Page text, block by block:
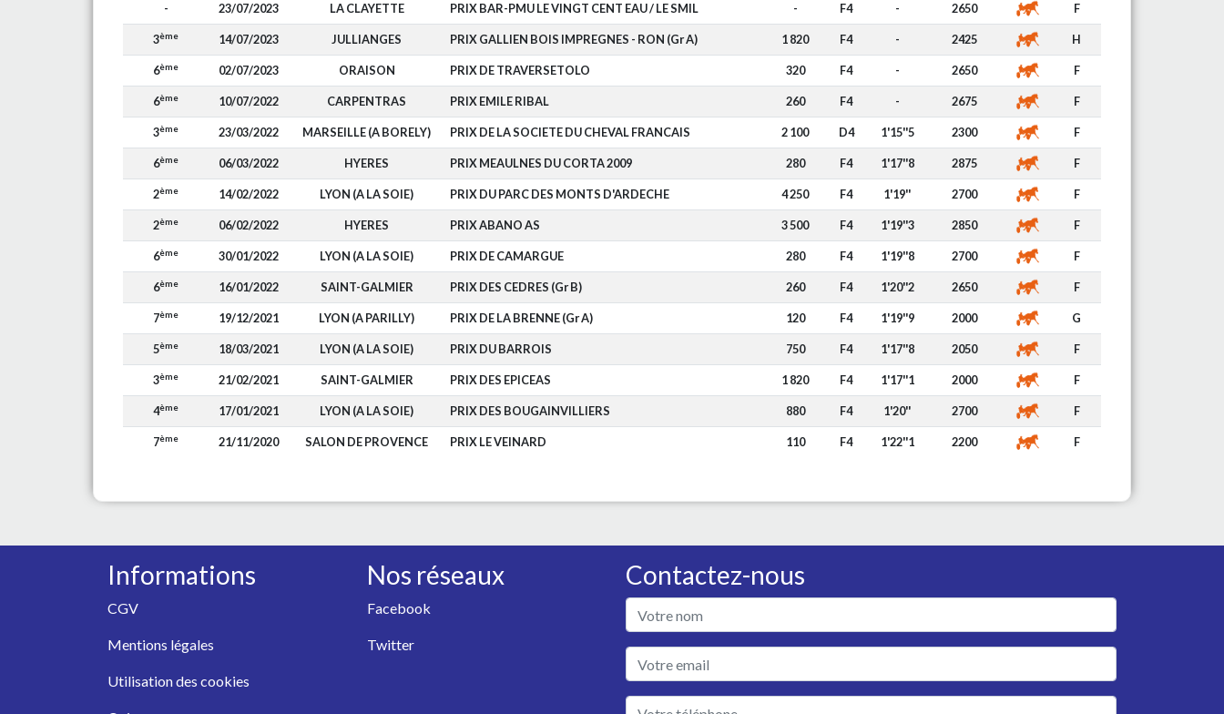
- 23/07/2023 LA CLAYETTE PRIX BAR-PMU LE VINGT CENT EAU / LE SMIL - F4 - 2650 F
3ème 14/07/2023 JULLIANGES PRIX GALLIEN BOIS IMPREGNES - RON (Gr A) 1 820 F4 - 2425 H
6ème 02/07/2023 ORAISON PRIX DE TRAVERSETOLO 320 F4 - 2650 F
6ème 10/07/2022 CARPENTRAS PRIX EMILE RIBAL 260 F4 - 2675 F
3ème 23/03/2022 MARSEILLE (A BORELY) PRIX DE LA SOCIETE DU CHEVAL FRANCAIS 2 100 D4 1'15''5 2300 F
6ème 06/03/2022 HYERES PRIX MEAULNES DU CORTA 2009 280 F4 1'17''8 2875 F
2ème 14/02/2022 LYON (A LA SOIE) PRIX DU PARC DES MONTS D'ARDECHE 4 250 F4 1'19'' 2700 F
2ème 06/02/2022 HYERES PRIX ABANO AS 3 500 F4 1'19''3 2850 F
6ème 30/01/2022 LYON (A LA SOIE) PRIX DE CAMARGUE 280 F4 1'19''8 2700 F
6ème 16/01/2022 SAINT-GALMIER PRIX DES CEDRES (Gr B) 260 F4 1'20''2 2650 F
7ème 19/12/2021 LYON (A PARILLY) PRIX DE LA BRENNE (Gr A) 120 F4 1'19''9 2000 G
5ème 18/03/2021 LYON (A LA SOIE) PRIX DU BARROIS 750 F4 1'17''8 2050 F
3ème 21/02/2021 SAINT-GALMIER PRIX DES EPICEAS 1 820 F4 1'17''1 2000 F
4ème 17/01/2021 LYON (A LA SOIE) PRIX DES BOUGAINVILLIERS 880 F4 1'20'' 2700 F
7ème 21/11/2020 SALON DE PROVENCE PRIX LE VEINARD 110 F4 1'22''1 2200 F
Informations
CGV
Mentions légales
Utilisation des cookies
Nos réseaux
Facebook
Twitter
Contactez-nous